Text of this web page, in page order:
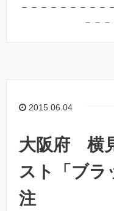
－－－－－－－－－
－－
2015.06.04
大阪府
スト「ブラ
注